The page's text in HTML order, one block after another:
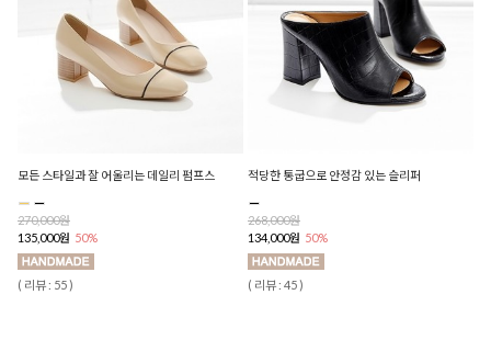
모든 스타일과 잘 어울리는 데일리 펌프스
270,000원
135,000원 50%
( 리뷰 : 55 )
적당한 통굽으로 안정감 있는 슬리퍼
268,000원
134,000원 50%
( 리뷰 : 45 )